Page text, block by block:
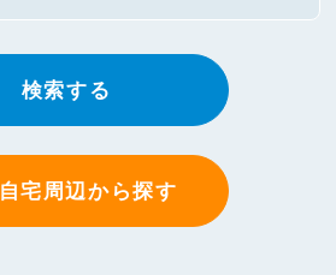
検索する
自宅周辺から探す